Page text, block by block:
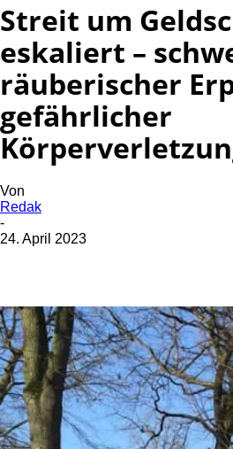
Streit um
eskaliert –
räuberischer
gefährlicher
Von
Redak
-
24. April 2023